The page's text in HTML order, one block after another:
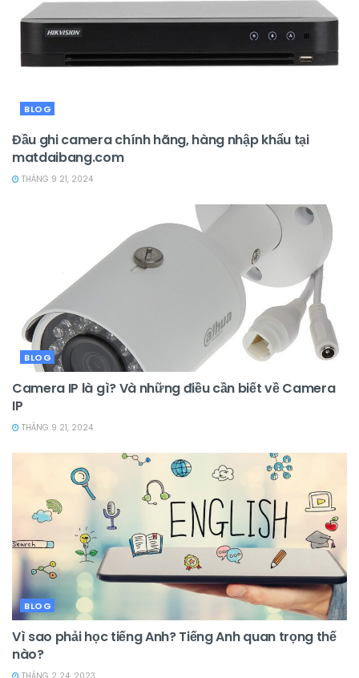
BLOG
Đầu ghi camera chính hãng, hàng nhập khẩu tại
matdaibang.com
THÁNG 9 21, 2024
BLOG
Camera IP là gì? Và những điều cần biết về Camera
IP
THÁNG 9 21, 2024
BLOG
Vì sao phải học tiếng Anh? Tiếng Anh quan trọng thế
nào?